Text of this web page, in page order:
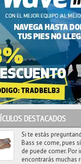
DESTACADOS
Si te estás
Bass se come, pues
de puede comer. Por
encontrarás muchas